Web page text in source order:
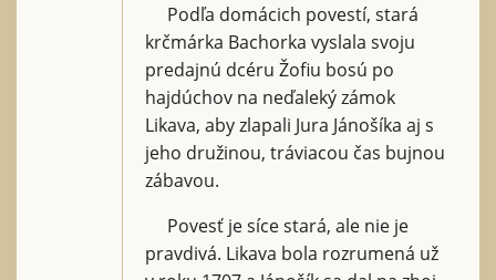
Podľa domácich povestí, stará
krčmárka Bachorka vyslala svoju
predajnú dcéru Žofiu bosú po
hajdúchov na neďaleký zámok
Likava, aby zlapali Jura Jánošíka aj s
jeho družinou, tráviacou čas bujnou
zábavou.
Povesť je síce stará, ale nie je
pravdivá. Likava bola rozrumená už